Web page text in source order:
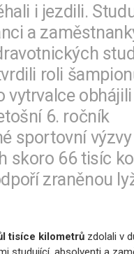
i jezdili.
a
roli
vytrvalce
6. ročník
sportovní výzvy
skoro 66 tisíc
zraněnou
tisíce kilometrů zdolali v